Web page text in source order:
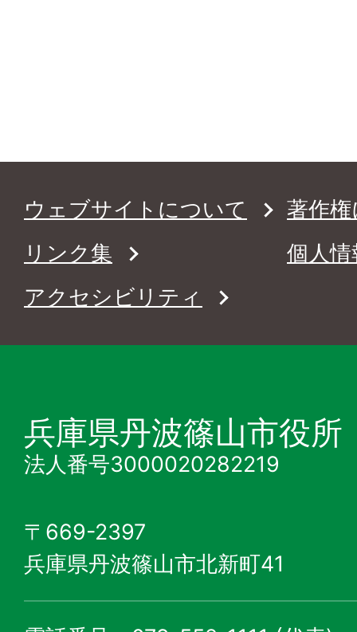
ウェブサイトについて
著作
リンク集
個人
アクセシビリティ
兵庫県丹波篠山市役所
法人番号3000020282219
〒669-2397
兵庫県丹波篠山市北新町41